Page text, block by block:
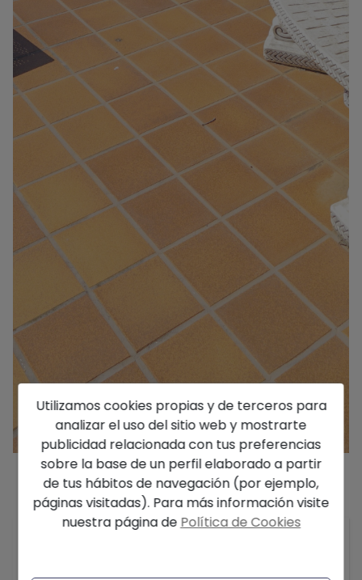
Descripción
Utilizamos cookies propias y de terceros para
analizar el uso del sitio web y mostrarte
publicidad relacionada con tus preferencias
sobre la base de un perfil elaborado a partir
de tus hábitos de navegación (por ejemplo,
páginas visitadas). Para más información visite
nuestra página de Política de Cookies